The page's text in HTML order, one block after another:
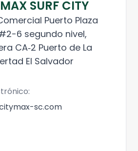
SURF CITY
Puerto Plaza
6 segundo nivel,
CA‑2 Puerto de La
El Salvador
sc.com